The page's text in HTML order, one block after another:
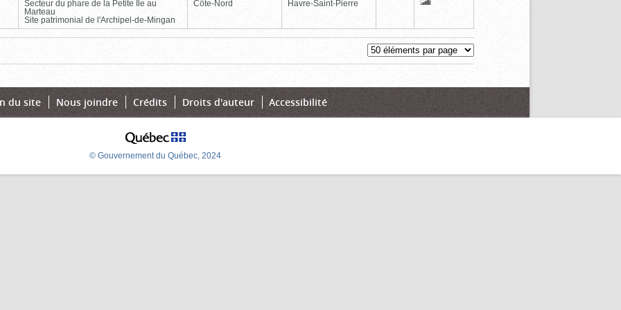
Secteur du phare de la Petite Île au
Marteau
Site patrimonial de l'Archipel-de-Mingan
Côte-Nord Havre-Saint-Pierre
du site Nous joindre Crédits Droits d'auteur Accessibilité
© Gouvernement du Québec, 2024